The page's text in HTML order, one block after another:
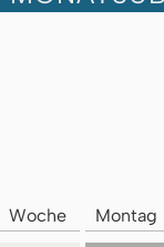
Woche Montag